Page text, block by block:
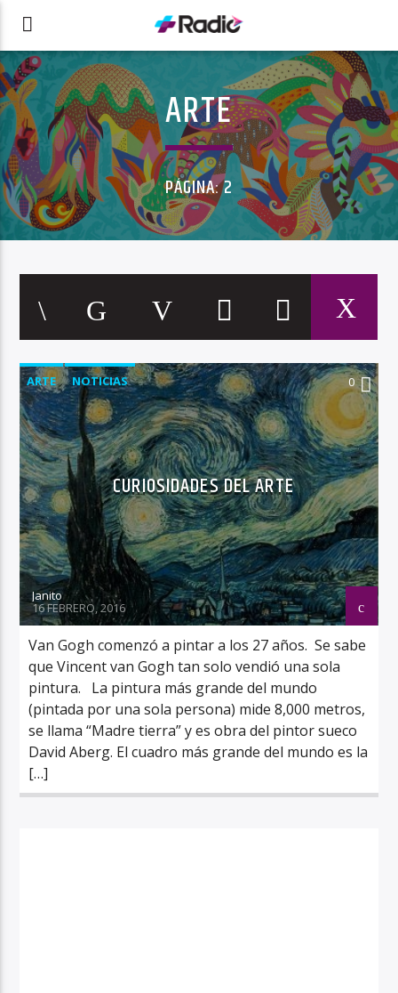
ARTE
PÁGINA: 2
ARTE NOTICIAS 0
CURIOSIDADES DEL ARTE
Janito
16 FEBRERO, 2016
Van Gogh comenzó a pintar a los 27 años. Se sabe
que Vincent van Gogh tan solo vendió una sola
pintura. La pintura más grande del mundo
(pintada por una sola persona) mide 8,000 metros,
se llama “Madre tierra” y es obra del pintor sueco
David Aberg. El cuadro más grande del mundo es la
[…]